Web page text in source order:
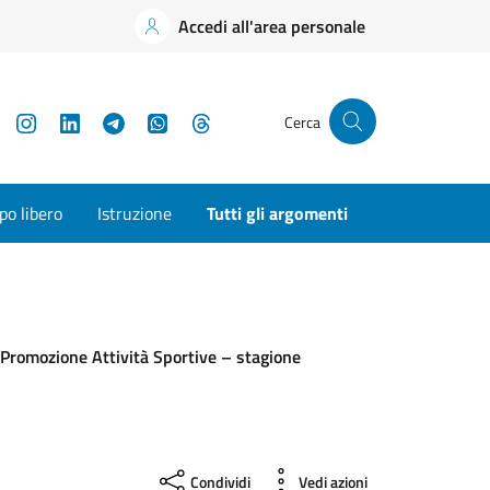
Accedi all'area personale
InstagramLinkedInTelegramWhatsApp Cerca
libero Istruzione Tutti gli argomenti
Attività Sportive – stagione
Condividi Vedi azioni